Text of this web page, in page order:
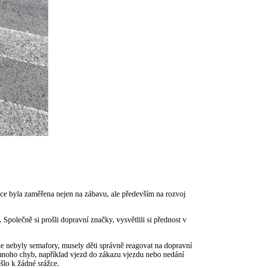
zaměřena nejen na zábavu, ale především na rozvoj
si prošli dopravní značky, vysvětlili si přednost v
semafory, musely děti správně reagovat na dopravní
chyb, například vjezd do zákazu vjezdu nebo nedání
k žádné srážce.